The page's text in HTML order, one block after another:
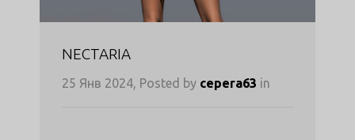
NECTARIA
25 Янв 2024, Posted by cepera63 in